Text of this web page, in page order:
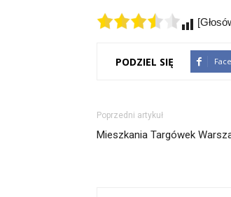
PODZIEL SIĘ
Poprzedni artykuł
Mieszkania Targówek